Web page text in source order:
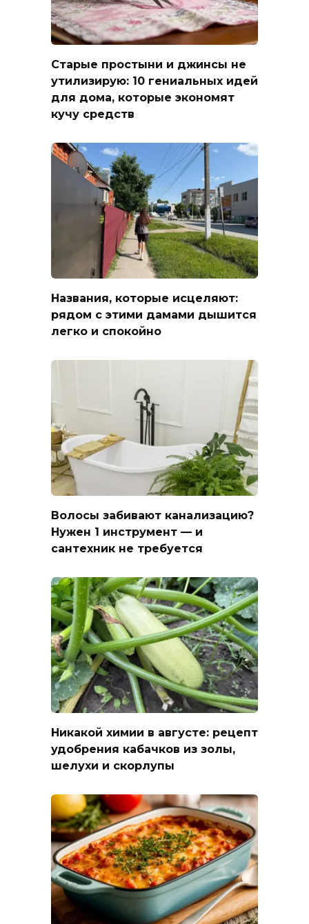
Старые простыни и джинсы не
утилизирую: 10 гениальных идей
для дома, которые экономят
кучу средств
Названия, которые исцеляют:
рядом с этими дамами дышится
легко и спокойно
Волосы забивают канализацию?
Нужен 1 инструмент — и
сантехник не требуется
Никакой химии в августе: рецепт
удобрения кабачков из золы,
шелухи и скорлупы